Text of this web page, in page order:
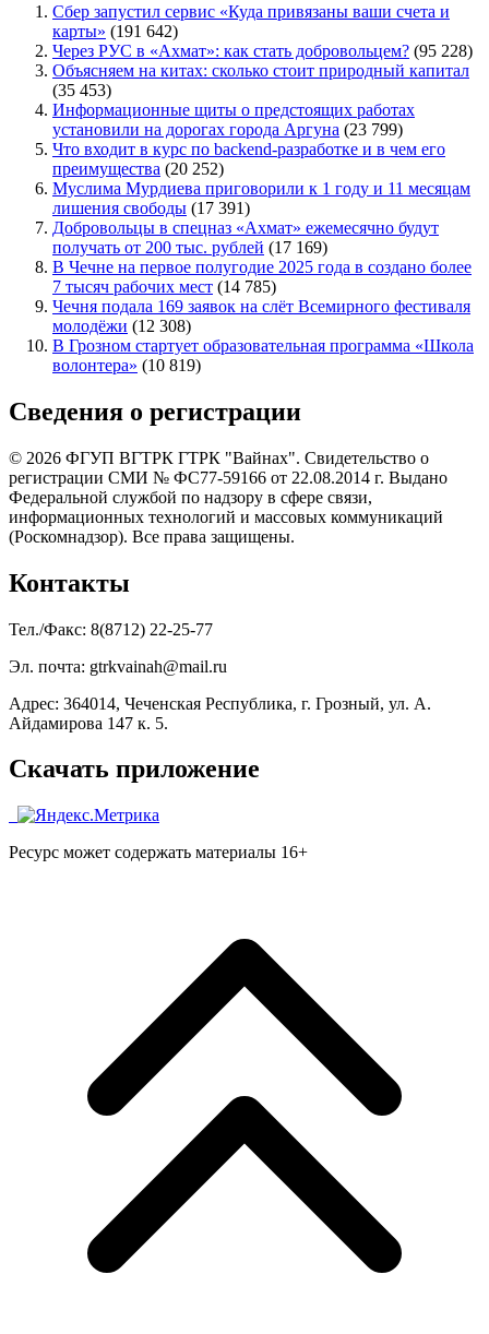
Сбер запустил сервис «Куда привязаны ваши счета и
карты» (191 642)
Через РУС в «Ахмат»: как стать добровольцем? (95 228)
Объясняем на китах: сколько стоит природный капитал
(35 453)
Информационные щиты о предстоящих работах
установили на дорогах города Аргуна (23 799)
Что входит в курс по backend-разработке и в чем его
преимущества (20 252)
Муслима Мурдиева приговорили к 1 году и 11 месяцам
лишения свободы (17 391)
Добровольцы в спецназ «Ахмат» ежемесячно будут
получать от 200 тыс. рублей (17 169)
В Чечне на первое полугодие 2025 года в создано более
7 тысяч рабочих мест (14 785)
Чечня подала 169 заявок на слёт Всемирного фестиваля
молодёжи (12 308)
В Грозном стартует образовательная программа «Школа
волонтера» (10 819)
Сведения о регистрации
© 2026 ФГУП ВГТРК ГТРК "Вайнах". Свидетельство о
регистрации СМИ № ФС77-59166 от 22.08.2014 г. Выдано
Федеральной службой по надзору в сфере связи,
информационных технологий и массовых коммуникаций
(Роскомнадзор). Все права защищены.
Контакты
Тел./Факс: 8(8712) 22-25-77
Эл. почта: gtrkvainah@mail.ru
Адрес: 364014, Чеченская Республика, г. Грозный, ул. А.
Айдамирова 147 к. 5.
Скачать приложение
Ресурс может содержать материалы 16+